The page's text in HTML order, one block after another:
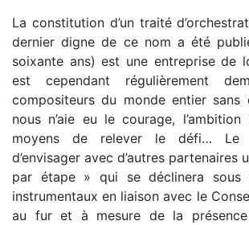
La constitution d’un traité
dernier digne de ce nom a été
soixante ans) est une entreprise de
est cependant régulièrement
compositeurs du monde entier sans
nous n’aie eu le courage,
moyens de relever le défi… Le
d’envisager avec d’autres partenaires
par étape » qui se déclinera sous
instrumentaux en liaison avec le
au fur et à mesure de la